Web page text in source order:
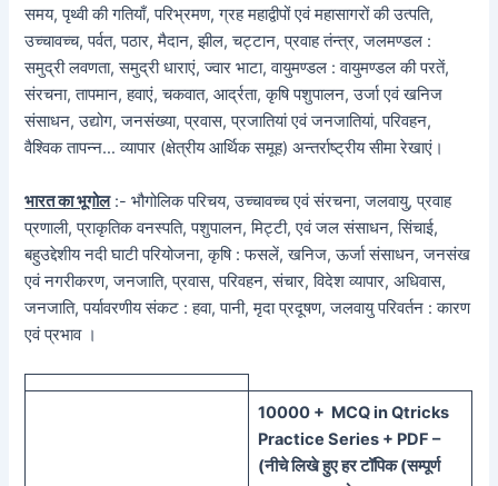
समय, पृथ्वी की गतियाँ, परिभ्रमण, ग्रह महाद्वीपों एवं महासागरों की उत्पति,
उच्चावच्च, पर्वत, पठार, मैदान, झील, चट्टान, प्रवाह तंन्त्र, जलमण्डल :
समुद्री लवणता, समुद्री धाराएं, ज्वार भाटा, वायुमण्डल : वायुमण्डल की परतें,
संरचना, तापमान, हवाएं, चकवात, आर्द्रता, कृषि पशुपालन, उर्जा एवं खनिज
संसाधन, उद्योग, जनसंख्या, प्रवास, प्रजातियां एवं जनजातियां, परिवहन,
वैश्विक तापन्न… व्यापार (क्षेत्रीय आर्थिक समूह) अन्तर्राष्ट्रीय सीमा रेखाएं।
भारत का भूगोल:- भौगोलिक परिचय, उच्चावच्च एवं संरचना, जलवायु, प्रवाह
प्रणाली, प्राकृतिक वनस्पति, पशुपालन, मिट्टी, एवं जल संसाधन, सिंचाई,
बहुउद्देशीय नदी घाटी परियोजना, कृषि : फसलें, खनिज, ऊर्जा संसाधन, जनसंख
एवं नगरीकरण, जनजाति, प्रवास, परिवहन, संचार, विदेश व्यापार, अधिवास,
जनजाति, पर्यावरणीय संकट : हवा, पानी, मृदा प्रदूषण, जलवायु परिवर्तन : कारण
एवं प्रभाव ।
10000 + MCQ in Qtricks
Practice Series + PDF –
(नीचेलिखे हुएहर टॉपिक(सम्पूर्ण